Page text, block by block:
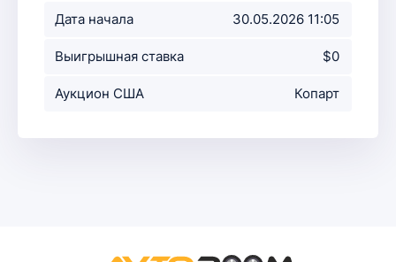
Дата начала
аукциона
30.05.2026 11:05
Выигрышная ставка $0
Аукцион США Копарт